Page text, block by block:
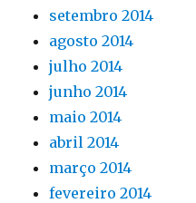
setembro 2014
agosto 2014
julho 2014
junho 2014
maio 2014
abril 2014
março 2014
fevereiro 2014